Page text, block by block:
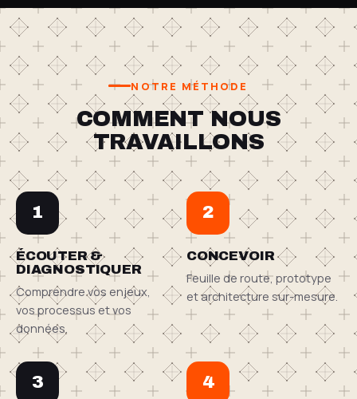
NOTRE MÉTHODE
COMMENT NOUS
TRAVAILLONS
1
ÉCOUTER &
DIAGNOSTIQUER
Comprendre vos enjeux,
vos processus et vos
données.
2
CONCEVOIR
Feuille de route, prototype
et architecture sur-mesure.
3 4